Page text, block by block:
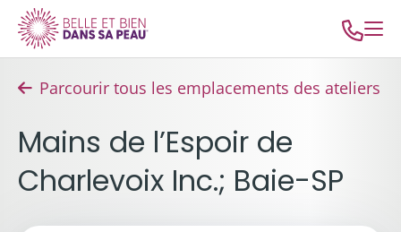
Parcourir tous les emplacements des ateliers
Mains de l’Espoir de
Charlevoix Inc.; Baie-SP